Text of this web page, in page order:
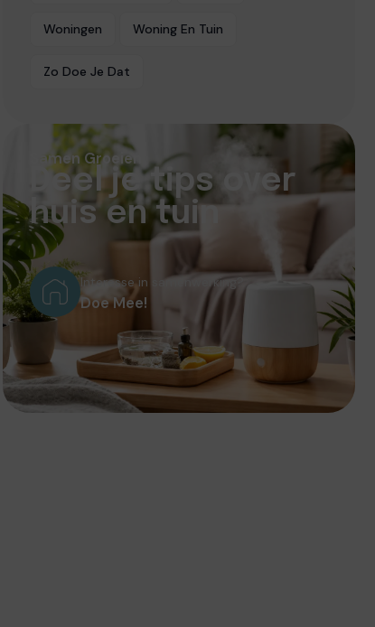
Woningen Woning En Tuin
Zo Doe Je Dat
Samen Groeien
Deel je tips over
huis en tuin
Interesse in samenwerking?
Doe Mee!